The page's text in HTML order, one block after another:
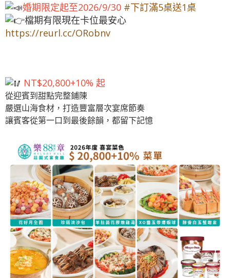
婚期限定起至2026/9/30 #下訂滿5桌送1桌
檔期有限現在卡位最安心
https://reurl.cc/ORobnv
NT$20,800+10% 起
從迎賓到甜點完整鋪陳
嚴選山海食材，打造豐富層次宴席節奏
讓賓客從第一口到最後餘韻，都留下記憶